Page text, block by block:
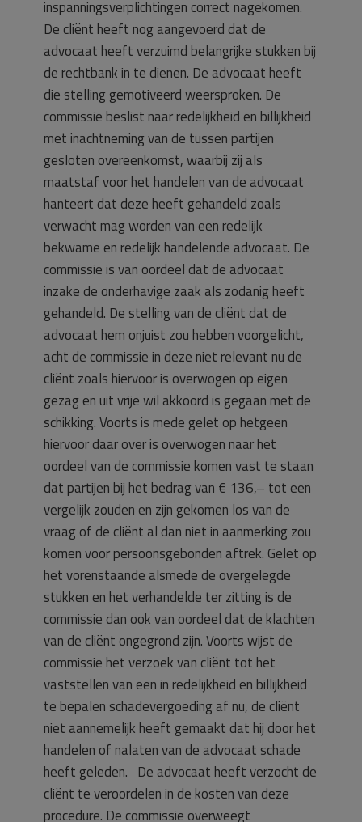
inspanningsverplichtingen correct nagekomen.
De cliënt heeft nog aangevoerd dat de
advocaat heeft verzuimd belangrijke stukken bij
de rechtbank in te dienen. De advocaat heeft
die stelling gemotiveerd weersproken. De
commissie beslist naar redelijkheid en billijkheid
met inachtneming van de tussen partijen
gesloten overeenkomst, waarbij zij als
maatstaf voor het handelen van de advocaat
hanteert dat deze heeft gehandeld zoals
verwacht mag worden van een redelijk
bekwame en redelijk handelende advocaat. De
commissie is van oordeel dat de advocaat
inzake de onderhavige zaak als zodanig heeft
gehandeld. De stelling van de cliënt dat de
advocaat hem onjuist zou hebben voorgelicht,
acht de commissie in deze niet relevant nu de
cliënt zoals hiervoor is overwogen op eigen
gezag en uit vrije wil akkoord is gegaan met de
schikking. Voorts is mede gelet op hetgeen
hiervoor daar over is overwogen naar het
oordeel van de commissie komen vast te staan
dat partijen bij het bedrag van € 136,– tot een
vergelijk zouden en zijn gekomen los van de
vraag of de cliënt al dan niet in aanmerking zou
komen voor persoonsgebonden aftrek. Gelet op
het vorenstaande alsmede de overgelegde
stukken en het verhandelde ter zitting is de
commissie dan ook van oordeel dat de klachten
van de cliënt ongegrond zijn. Voorts wijst de
commissie het verzoek van cliënt tot het
vaststellen van een in redelijkheid en billijkheid
te bepalen schadevergoeding af nu, de cliënt
niet aannemelijk heeft gemaakt dat hij door het
handelen of nalaten van de advocaat schade
heeft geleden. De advocaat heeft verzocht de
cliënt te veroordelen in de kosten van deze
procedure. De commissie overweegt